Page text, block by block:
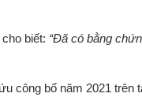
cho biết: “Đã có bằng
công bố năm 2021 trên